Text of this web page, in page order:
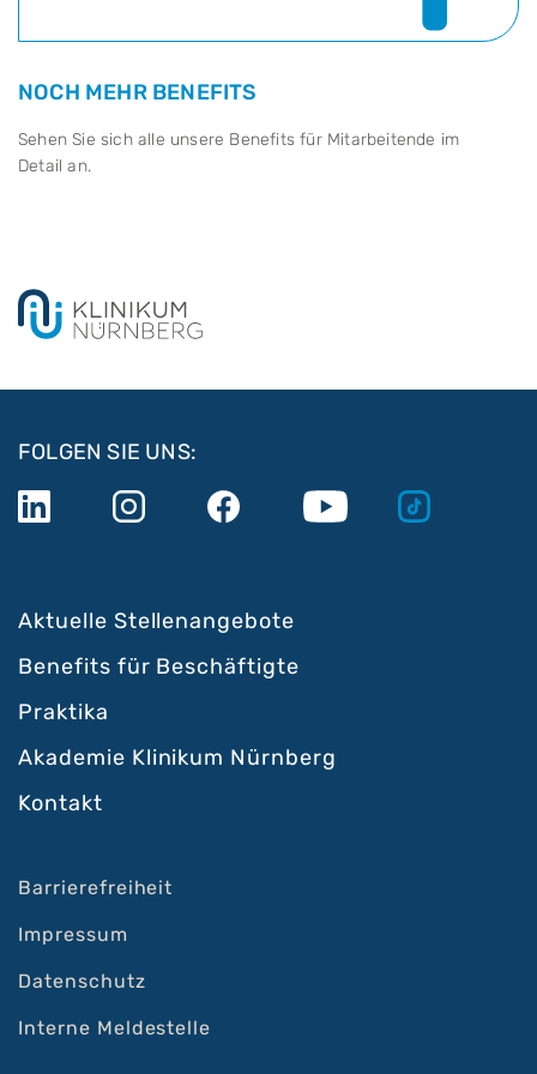
NOCH MEHR BENEFITS
Sehen Sie sich alle unsere Benefits für Mitarbeitende im
Detail an.
FOLGEN SIE UNS:
Aktuelle Stellenangebote
Benefits für Beschäftigte
Praktika
Akademie Klinikum Nürnberg
Kontakt
Barrierefreiheit
Impressum
Datenschutz
Interne Meldestelle